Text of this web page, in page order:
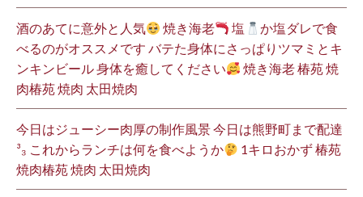
酒のあてに意外と人気 焼き海老 塩
か塩ダレで食
べるのがオススメです バテた身体にさっぱりツマミとキ
ンキンビール 身体を癒してください
焼き海老 椿苑 焼
肉椿苑 焼肉 太田焼肉
今日はジューシー肉厚の制作風景 今日は熊野町まで配達
³₃ これからランチは何を食べようか
1キロおかず 椿苑
焼肉椿苑 焼肉 太田焼肉